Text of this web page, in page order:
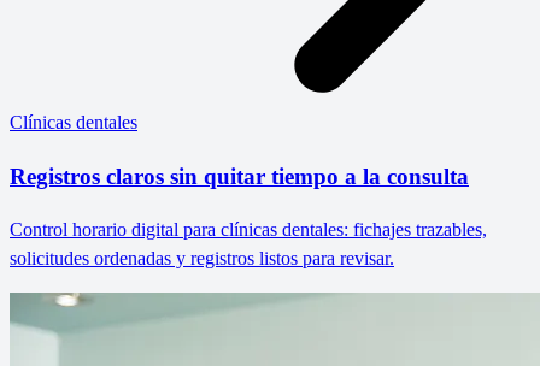
Clínicas dentales
Registros claros sin quitar tiempo a la consulta
Control horario digital para clínicas dentales: fichajes trazables,
solicitudes ordenadas y registros listos para revisar.